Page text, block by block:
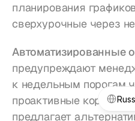
планирования
сверхурочные через
Автоматизированные
предупреждают
к недельным порогам
проактивные
предлагает
Select